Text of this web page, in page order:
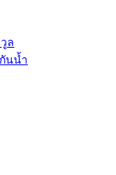
ล
นน้ำ